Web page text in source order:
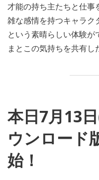
才能の持ち主たちと仕事
雑な感情を持つキャラク
という素晴らしい体験が
まとこの気持ちを共有し
本日7月13
ウンロード
始！